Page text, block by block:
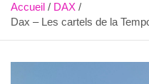
Accueil
DAX
Dax – Les cartels de la